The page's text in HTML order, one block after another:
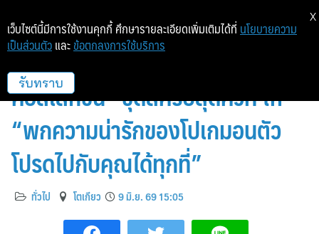
“คลาสสิโก” เปิดตัว “โปเกมอน
คอลเลกชัน” ชุดสครับสุดคิ้วท์ ให้
“พกความน่ารักของโปเกมอนตัว
โปรดไปกับคุณได้ทุกที่”
ทั่วไป โตเกียว 9 มิ.ย. 69 15:05
เว็บไซต์นี้มีการใช้งานคุกกี้ ศึกษารายละเอียดเพิ่มเติมได้ที่ นโยบายความ
เป็นส่วนตัว และ ข้อตกลงการใช้บริการ
รับทราบ
X